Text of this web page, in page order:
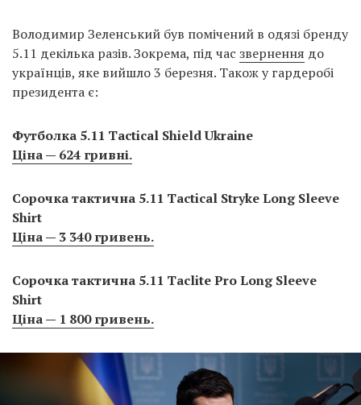
Володимир Зеленський був помічений в одязі бренду
5.11 декілька разів. Зокрема, під час звернення до
українців, яке вийшло 3 березня. Також у гардеробі
президента є:
Футболка 5.11 Tactical Shield Ukraine
Ціна — 624 гривні.
Сорочка тактична 5.11 Tactical Stryke Long Sleeve
Shirt
Ціна — 3 340 гривень.
Сорочка тактична 5.11 Taclite Pro Long Sleeve
Shirt
Ціна — 1 800 гривень.